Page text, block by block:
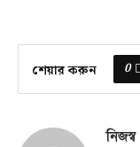
শেয়ার করুন 0
নিজস্ব